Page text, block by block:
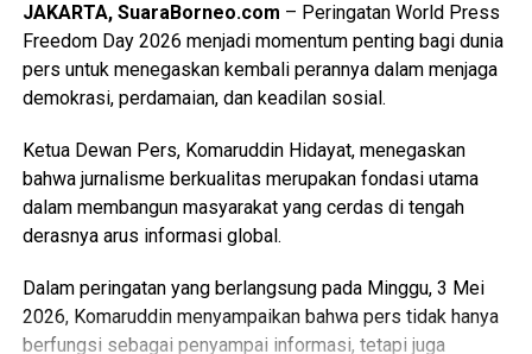
Consecutive Years (2021–2025) – Golden Award
• The 2nd Best Region Bank in Service Excellence 2026 –
Overall Walk In Channel and Digital Channel
• The Best Region Bank in Excellence Website
• The 2nd Best Region Bank in Excellence Satpam
• The 2nd Best Region Bank in Excellence Convenient
Branch Experience
• The 2nd Best Region Bank in Excellence ATM
• The 2nd Best Region Bank in Excellence Live Chat
• The 2nd Best Region Bank in Excellence Call Center
• The 2nd Best Region Bank in Excellence SMS Banking
JAKARTA, SuaraBorneo.com – Peringatan World Press
Freedom Day 2026 menjadi momentum penting bagi dunia
pers untuk menegaskan kembali perannya dalam menjaga
demokrasi, perdamaian, dan keadilan sosial.
Ketua Dewan Pers, Komaruddin Hidayat, menegaskan
bahwa jurnalisme berkualitas merupakan fondasi utama
dalam membangun masyarakat yang cerdas di tengah
derasnya arus informasi global.
Dalam peringatan yang berlangsung pada Minggu, 3 Mei
2026, Komaruddin menyampaikan bahwa pers tidak hanya
berfungsi sebagai penyampai informasi, tetapi juga